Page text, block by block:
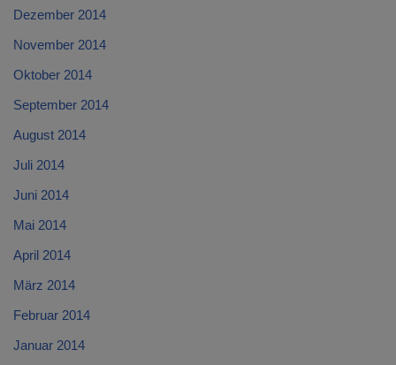
Dezember 2014
November 2014
Oktober 2014
September 2014
August 2014
Juli 2014
Juni 2014
Mai 2014
April 2014
März 2014
Februar 2014
Januar 2014